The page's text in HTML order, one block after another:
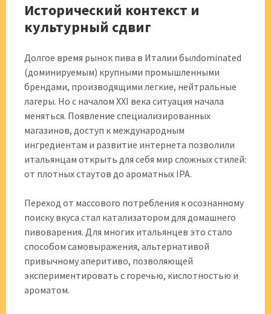
Исторический контекст и
культурный сдвиг
Долгое время рынок пива в Италии былdominated
(доминируемым) крупными промышленными
брендами, производящими легкие, нейтральные
лагеры. Но с началом XXI века ситуация начала
меняться. Появление специализированных
магазинов, доступ к международным
ингредиентам и развитие интернета позволили
итальянцам открыть для себя мир сложных стилей:
от плотных стаутов до ароматных IPA.
Переход от массового потребления к осознанному
поиску вкуса стал катализатором для домашнего
пивоварения. Для многих итальянцев это стало
способом самовыражения, альтернативой
привычному аперитиво, позволяющей
экспериментировать с горечью, кислотностью и
ароматом.